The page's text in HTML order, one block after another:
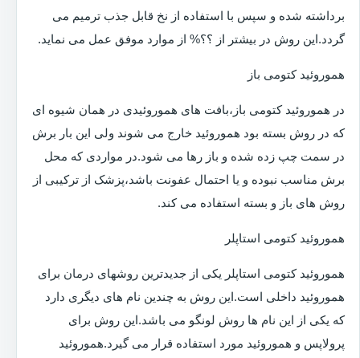
برداشته شده و سپس با استفاده از نخ قابل جذب ترمیم می
گردد.این روش در بیشتر از ؟؟% از موارد موفق عمل می نماید.
هموروئید کتومی باز
در هموروئید کتومی باز،بافت های هموروئیدی در همان شیوه ای
که در روش بسته بود هموروئید خارج می شوند ولی این بار برش
در سمت چپ زده شده و باز رها می شود.در مواردی که محل
برش مناسب نبوده و یا احتمال عفونت باشد،پزشک از ترکیبی از
روش های باز و بسته استفاده می کند.
هموروئید کتومی استاپلر
هموروئید کتومی استاپلر یکی از جدیدترین روشهای درمان برای
هموروئید داخلی است.این روش به چندین نام های دیگری دارد
که یکی از این نام ها روش لونگو می باشد.این روش برای
پرولاپس و هموروئید مورد استفاده قرار می گیرد.هموروئید